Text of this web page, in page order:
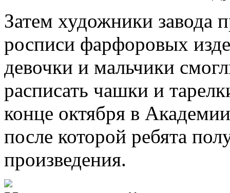
Затем художники завода
росписи фарфоровых
девочки и мальчики
расписать чашки и
конце октября в
после которой ребята
произведения.